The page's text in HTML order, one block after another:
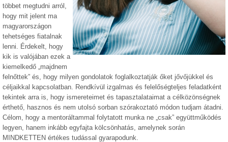
többet megtudni arról,
hogy mit jelent ma
magyarországon
tehetséges fiatalnak
lenni. Érdekelt, hogy
kik is valójában ezek a
kiemelkedő „majdnem
felnőttek” és, hogy milyen gondolatok foglalkoztatják őket jővőjükkel és
céljaikkal kapcsolatban. Rendkívül izgalmas és felelőségteljes feladatként
tekintek arra is, hogy ismereteimet és tapasztalataimat a célközönségnek
érthető, hasznos és nem utolsó sorban szórakoztató módon tudjam átadni.
Célom, hogy a mentoráltammal folytatott munka ne „csak” együttműködés
legyen, hanem inkább egyfajta kölcsönhatás, amelynek során
MINDKETTEN értékes tudással gyarapodunk.